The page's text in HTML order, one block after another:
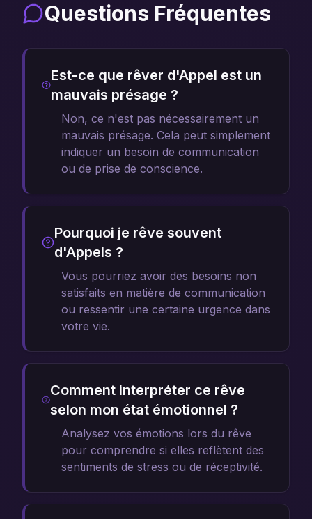
Questions Fréquentes
Est-ce que rêver d'Appel est un
mauvais présage ?
Non, ce n'est pas nécessairement un
mauvais présage. Cela peut simplement
indiquer un besoin de communication
ou de prise de conscience.
Pourquoi je rêve souvent
d'Appels ?
Vous pourriez avoir des besoins non
satisfaits en matière de communication
ou ressentir une certaine urgence dans
votre vie.
Comment interpréter ce rêve
selon mon état émotionnel ?
Analysez vos émotions lors du rêve
pour comprendre si elles reflètent des
sentiments de stress ou de réceptivité.